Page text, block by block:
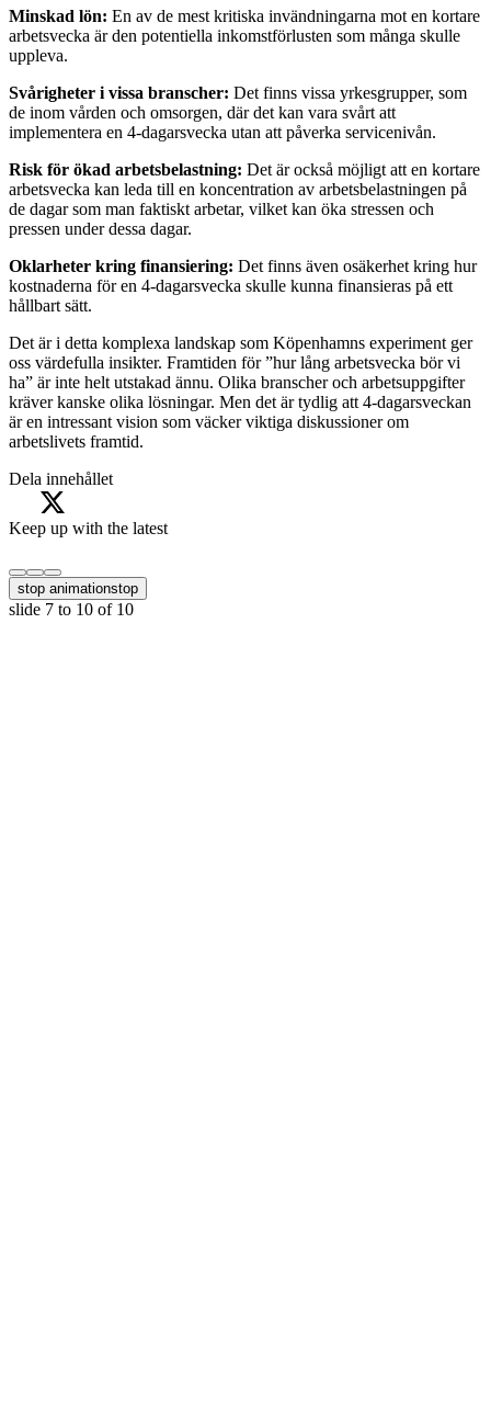
Minskad lön: En av de mest kritiska invändningarna mot en kortare
arbetsvecka är den potentiella inkomstförlusten som många skulle
uppleva.
Svårigheter i vissa branscher: Det finns vissa yrkesgrupper, som
de inom vården och omsorgen, där det kan vara svårt att
implementera en 4-dagarsvecka utan att påverka servicenivån.
Risk för ökad arbetsbelastning: Det är också möjligt att en kortare
arbetsvecka kan leda till en koncentration av arbetsbelastningen på
de dagar som man faktiskt arbetar, vilket kan öka stressen och
pressen under dessa dagar.
Oklarheter kring finansiering: Det finns även osäkerhet kring hur
kostnaderna för en 4-dagarsvecka skulle kunna finansieras på ett
hållbart sätt.
Det är i detta komplexa landskap som Köpenhamns experiment ger
oss värdefulla insikter. Framtiden för ”hur lång arbetsvecka bör vi
ha” är inte helt utstakad ännu. Olika branscher och arbetsuppgifter
kräver kanske olika lösningar. Men det är tydlig att 4-dagarsveckan
är en intressant vision som väcker viktiga diskussioner om
arbetslivets framtid.
Dela innehållet
Keep up with the latest
stop animationstop
slide 7 to 10 of 10